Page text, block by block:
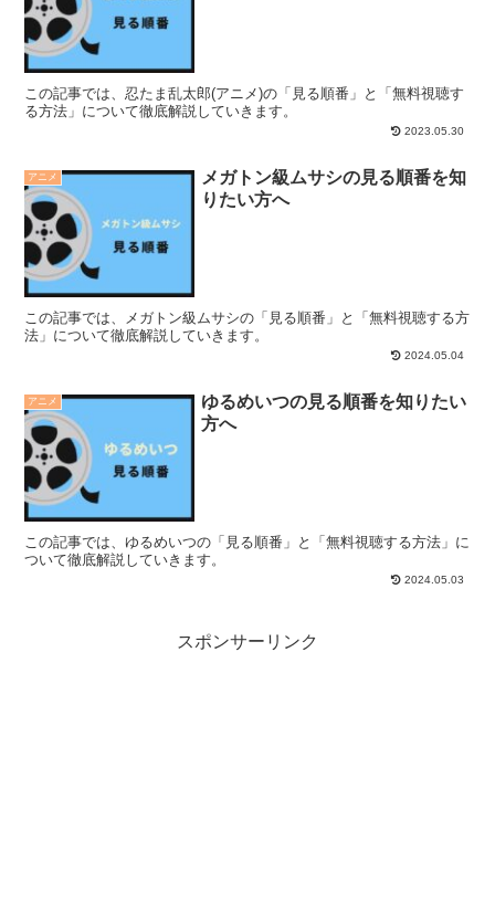
この記事では、忍たま乱太郎(アニメ)の「見る順番」と「無料視聴す
る方法」について徹底解説していきます。
2023.05.30
アニメ
メガトン級ムサシの見る順番を知
りたい方へ
この記事では、メガトン級ムサシの「見る順番」と「無料視聴する方
法」について徹底解説していきます。
2024.05.04
アニメ
ゆるめいつの見る順番を知りたい
方へ
この記事では、ゆるめいつの「見る順番」と「無料視聴する方法」に
ついて徹底解説していきます。
2024.05.03
スポンサーリンク